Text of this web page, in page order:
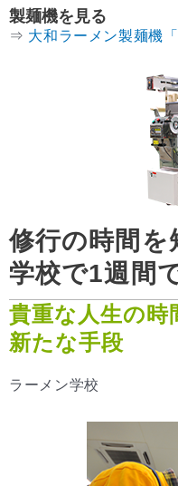
製麺機を見る
⇒ 大和ラーメン製麺機
修行の時間を
学校で1週間
貴重な人生の時
新たな手段
ラーメン学校